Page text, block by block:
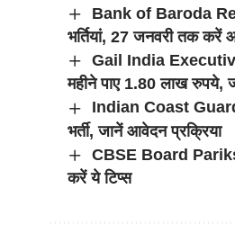
Bank of Baroda
भर्तियां, 27 जनवरी तक करें
Gail India Executive
महीने पाए 1.80 लाख रुपये,
Indian Coast Guard
भर्ती, जानें आवेदन प्रक्रिया
CBSE Board
करें ये टिप्स